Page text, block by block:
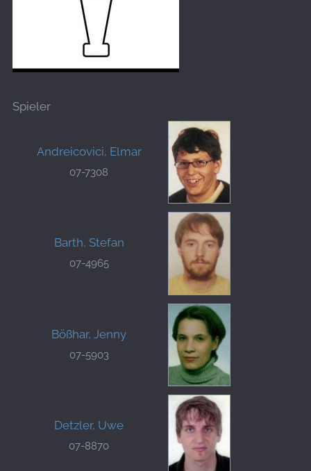
Spieler
Andreicovici, Elmar
07-7308
Barth, Stefan
07-4965
Bößhar, Jenny
07-5903
Detzler, Uwe
07-8870